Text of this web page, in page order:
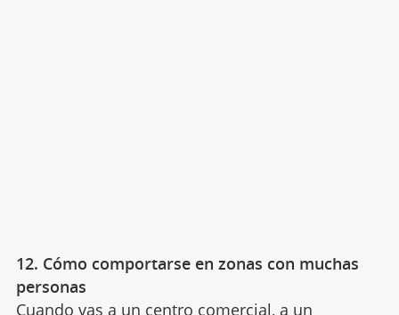
12. Cómo comportarse en zonas con muchas
personas
Cuando vas a un centro comercial, a un